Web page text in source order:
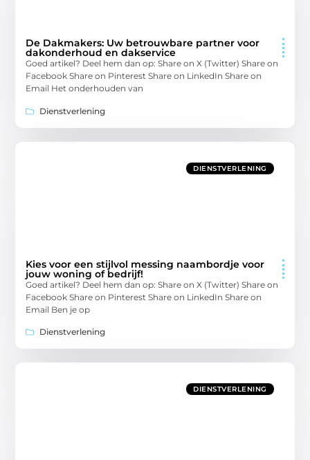
De Dakmakers: Uw betrouwbare partner voor
dakonderhoud en dakservice
Goed artikel? Deel hem dan op: Share on X (Twitter) Share on
Facebook Share on Pinterest Share on LinkedIn Share on
Email Het onderhouden van
Dienstverlening
DIENSTVERLENING
Kies voor een stijlvol messing naambordje voor
jouw woning of bedrijf!
Goed artikel? Deel hem dan op: Share on X (Twitter) Share on
Facebook Share on Pinterest Share on LinkedIn Share on
Email Ben je op
Dienstverlening
DIENSTVERLENING